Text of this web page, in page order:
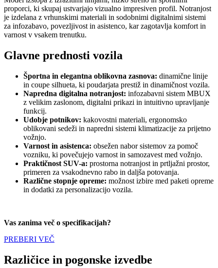
proporci, ki skupaj ustvarjajo vizualno impresiven profil. Notranjost
je izdelana z vrhunskimi materiali in sodobnimi digitalnimi sistemi
za infozabavo, povezljivost in asistenco, kar zagotavlja komfort in
varnost v vsakem trenutku.
Glavne prednosti vozila
Športna in elegantna oblikovna zasnova: dinamične linije
in coupe silhueta, ki poudarjata prestiž in dinamičnost vozila.
Napredna digitalna notranjost: infozabavni sistem MBUX
z velikim zaslonom, digitalni prikazi in intuitivno upravljanje
funkcij.
Udobje potnikov: kakovostni materiali, ergonomsko
oblikovani sedeži in napredni sistemi klimatizacije za prijetno
vožnjo.
Varnost in asistenca: obsežen nabor sistemov za pomoč
vozniku, ki povečujejo varnost in samozavest med vožnjo.
Praktičnost SUV-a: prostorna notranjost in prtljažni prostor,
primeren za vsakodnevno rabo in daljša potovanja.
Različne stopnje opreme: možnost izbire med paketi opreme
in dodatki za personalizacijo vozila.
Vas zanima več o specifikacijah?
PREBERI VEČ
Različice in pogonske izvedbe